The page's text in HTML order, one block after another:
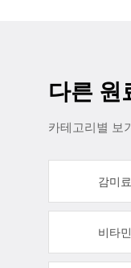
다른 원
카테고리별 보
감미료
비타민